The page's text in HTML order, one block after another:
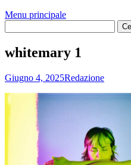
Menu principale
whitemary 1
Giugno 4, 2025Redazione